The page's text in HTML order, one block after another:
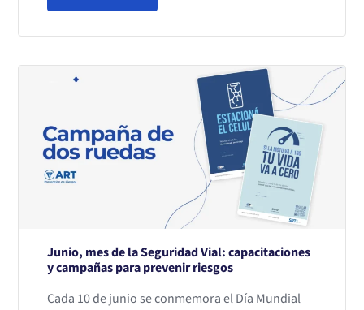
Junio, mes de la Seguridad Vial: capacitaciones
y campañas para prevenir riesgos
Cada 10 de junio se conmemora el Día Mundial